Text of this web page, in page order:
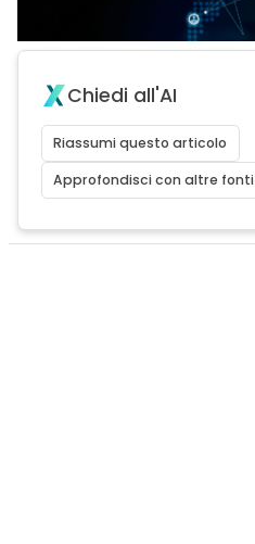
Chiedi all'AI
Riassumi questo articolo
Approfondisci con altre fonti